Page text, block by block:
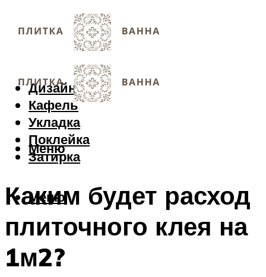
Дизайн
Кафель
Укладка
Поклейка
Затирка
Меню
Меню
Каким будет расход
плиточного клея на
1м2?